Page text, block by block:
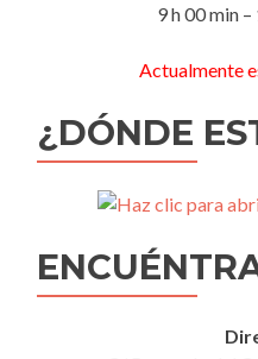
9 h 00 min
Actualmente
¿DÓNDE